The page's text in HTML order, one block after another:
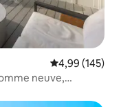
Évaluation
4,99 (145)
neuve,